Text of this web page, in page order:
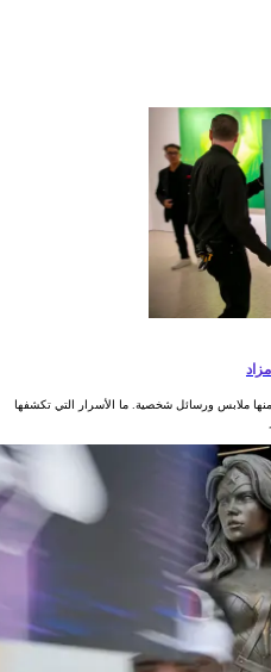
ملابس ورسائل شخصية. ما الأسرار التي تكشفها